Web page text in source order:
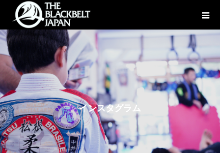
インスタグラ ム